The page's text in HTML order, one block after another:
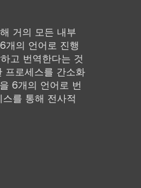
거의 모든 내부
개의 언어로 진행
고 번역한다는 것
프로세스를 간소화
6개의 언어로 번
를 통해 전사적